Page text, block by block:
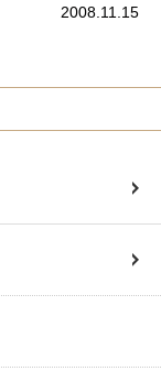
2008.11.15